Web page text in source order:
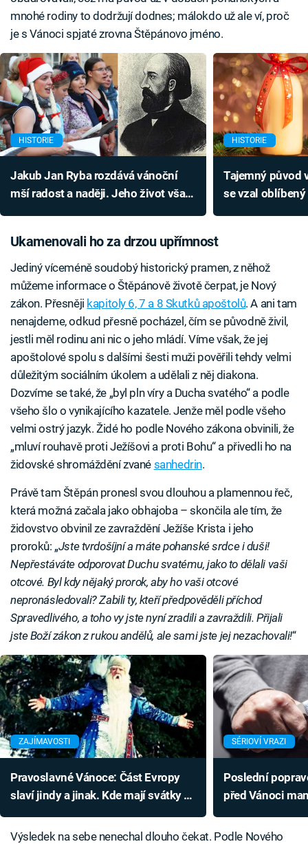
mnohé rodiny to dodržují dodnes; málokdo už ale ví, proč
je s Vánoci spjaté zrovna Štěpánovo jméno.
HISTORIE
Jakub Jan Ryba rozdává vánoční
mší radost a naději. Jeho život však
HISTORIE
Tajemný původ
se vzal
Ukamenovali ho za drzou upřímnost
Jediný víceméně soudobý historický pramen, z něhož
můžeme informace o Štěpánově životě čerpat, je Nový
zákon. Přesněji kapitoly 6, 7 a 8 Skutků apoštolů. A ani tam
nenajdeme, odkud přesně pocházel, čím se původně živil,
jestli měl rodinu ani nic o jeho mládí. Víme však, že jej
apoštolové spolu s dalšími šesti muži pověřili tehdy velmi
důležitým sociálním úkolem a udělali z něj diakona.
Dozvíme se také, že „byl pln víry a Ducha svatého“ a podle
všeho šlo o vynikajícího kazatele. Jenže měl podle všeho
velmi ostrý jazyk. Židé ho podle Nového zákona obvinili, že
„mluví rouhavě proti Ježíšovi a proti Bohu“ a přivedli ho na
židovské shromáždění zvané sanhedrin.
Právě tam Štěpán pronesl svou dlouhou a plamennou řeč,
která možná začala jako obhajoba – skončila ale tím, že
židovstvo obvinil ze zavraždění Ježíše Krista i jeho
proroků: „Jste tvrdošíjní a máte pohanské srdce i duši!
Nepřestáváte odporovat Duchu svatému, jako to dělali vaši
otcové. Byl kdy nějaký prorok, aby ho vaši otcové
nepronásledovali? Zabili ty, kteří předpověděli příchod
Spravedlivého, a toho vy jste nyní zradili a zavraždili. Přijali
jste Boží zákon z rukou andělů, ale sami jste jej nezachovali!“
ZAJÍMAVOSTI
Pravoslavné Vánoce: Část Evropy
slaví jindy a jinak. Kde mají svátky až
SÉRIOVÍ VRAZI
Poslední
před Vánoci
Výsledek na sebe nenechal dlouho čekat. Podle Nového